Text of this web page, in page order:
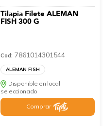
Tilapia Filete ALEMAN
FISH 300 G
Cod: 7861014301544
ALEMAN FISH
Disponible en local
seleccionado
Comprar